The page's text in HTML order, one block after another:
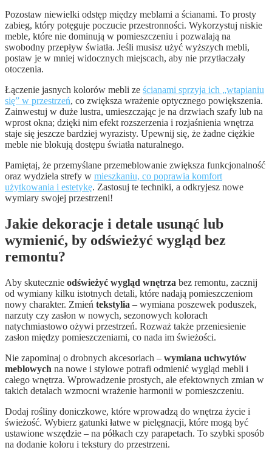
Pozostaw niewielki odstęp między meblami a ścianami. To prosty
zabieg, który potęguje poczucie przestronności. Wykorzystuj niskie
meble, które nie dominują w pomieszczeniu i pozwalają na
swobodny przepływ światła. Jeśli musisz użyć wyższych mebli,
postaw je w mniej widocznych miejscach, aby nie przytłaczały
otoczenia.
Łączenie jasnych kolorów mebli ze ścianami sprzyja ich „wtapianiu
się” w przestrzeń, co zwiększa wrażenie optycznego powiększenia.
Zainwestuj w duże lustra, umieszczając je na drzwiach szafy lub na
wprost okna; dzięki nim efekt rozszerzenia i rozjaśnienia wnętrza
staje się jeszcze bardziej wyrazisty. Upewnij się, że żadne ciężkie
meble nie blokują dostępu światła naturalnego.
Pamiętaj, że przemyślane przemeblowanie zwiększa funkcjonalność
oraz wydziela strefy w mieszkaniu, co poprawia komfort
użytkowania i estetykę. Zastosuj te techniki, a odkryjesz nowe
wymiary swojej przestrzeni!
Jakie dekoracje i detale usunąć lub
wymienić, by odświeżyć wygląd bez
remontu?
Aby skutecznie odświeżyć wygląd wnętrza bez remontu, zacznij
od wymiany kilku istotnych detali, które nadają pomieszczeniom
nowy charakter. Zmień tekstylia – wymiana poszewek poduszek,
narzuty czy zasłon w nowych, sezonowych kolorach
natychmiastowo ożywi przestrzeń. Rozważ także przeniesienie
zasłon między pomieszczeniami, co nada im świeżości.
Nie zapominaj o drobnych akcesoriach – wymiana uchwytów
meblowych na nowe i stylowe potrafi odmienić wygląd mebli i
całego wnętrza. Wprowadzenie prostych, ale efektownych zmian w
takich detalach wzmocni wrażenie harmonii w pomieszczeniu.
Dodaj rośliny doniczkowe, które wprowadzą do wnętrza życie i
świeżość. Wybierz gatunki łatwe w pielęgnacji, które mogą być
ustawione wszędzie – na półkach czy parapetach. To szybki sposób
na dodanie koloru i tekstury do przestrzeni.